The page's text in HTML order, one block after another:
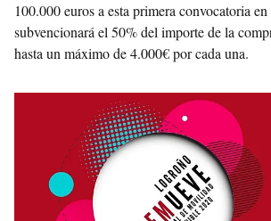
100.000 euros a esta primera convocatoria
subvencionará el 50% del importe de la
hasta un máximo de 4.000€ por cada una.